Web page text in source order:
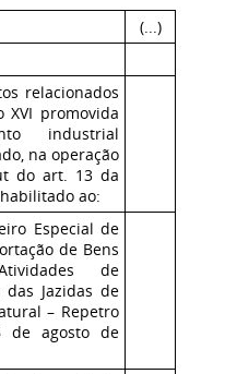
(...)
relacionados
XVI promovida
industrial
na operação
do art. 13 da
ao:
Especial de
de Bens
de
das Jazidas de
– Repetro
de agosto de